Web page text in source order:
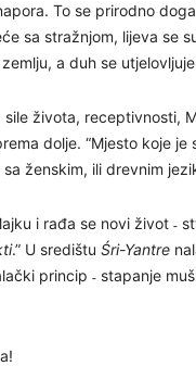
To se prirodno
sa stražnjom, lijeva se
a duh se
sile života, receptivnosti,
dolje. “Mjesto koje je
ženskim, ili drevnim
i rađa se novi život ˗
.” U središtu Śri-Yantre
princip ˗ stapanje